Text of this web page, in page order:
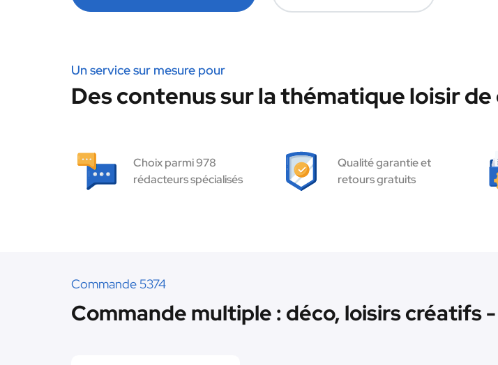
Un service sur mesure pour
Des contenus sur la thématique loisir
Choix parmi 978
rédacteurs spécialisés
Qualité garantie et
retours gratuits
Commande 5374
Commande multiple : déco, loisirs créatifs